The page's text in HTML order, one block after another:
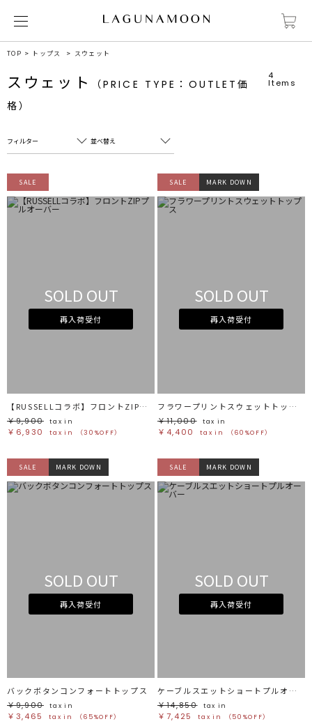
TOP トップス スウェット
スウェット
（PRICE TYPE：OUTLET価
格）
4
Items
フィルター
フリーワード
CLOSE
すべてすべて
ホワイト
ブラックブラック
ピンクピンク
ミックス
この条件で絞り込む
並べ替え
売れ筋順
新着順
SALE
SOLD OUT
再入荷受付
【RUSSELLコラボ】フロントZIPプルオーバー
￥9,900
tax in
￥6,930 tax in （30%OFF）
SALE MARK DOWN
SOLD OUT
再入荷受付
フラワープリントスウェットトップス
￥11,000
tax in
￥4,400 tax in （60%OFF）
SALE MARK DOWN
SOLD OUT
再入荷受付
バックボタンコンフォートトップス
￥9,900
tax in
￥3,465 tax in （65%OFF）
SALE MARK DOWN
SOLD OUT
再入荷受付
ケーブルスエットショートプルオーバー
￥14,850
tax in
￥7,425 tax in （50%OFF）